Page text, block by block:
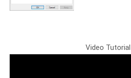
Video Tutorial